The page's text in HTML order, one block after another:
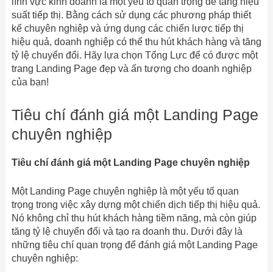
suất tiếp thị. Bằng cách sử dụng các phương pháp thiết
kế chuyên nghiệp và ứng dụng các chiến lược tiếp thị
hiệu quả, doanh nghiệp có thể thu hút khách hàng và tăng
tỷ lệ chuyển đổi. Hãy lựa chọn Tổng Lực để có được một
trang Landing Page đẹp và ấn tượng cho doanh nghiệp
của bạn!
Tiêu chí đánh giá một Landing Page
chuyên nghiệp
Tiêu chí đánh giá một Landing Page chuyên nghiệp
Một Landing Page chuyên nghiệp là một yếu tố quan
trọng trong việc xây dựng một chiến dịch tiếp thị hiệu quả.
Nó không chỉ thu hút khách hàng tiềm năng, mà còn giúp
tăng tỷ lệ chuyển đổi và tạo ra doanh thu. Dưới đây là
những tiêu chí quan trọng để đánh giá một Landing Page
chuyên nghiệp: